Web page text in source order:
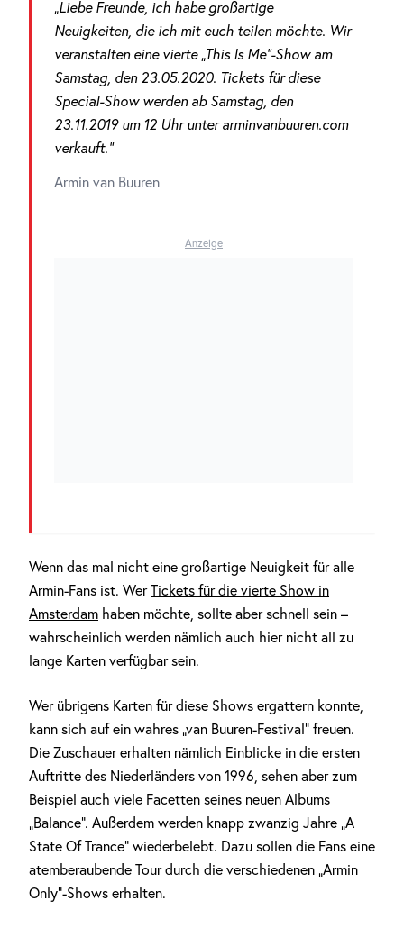
„Liebe Freunde, ich habe großartige
Neuigkeiten, die ich mit euch teilen möchte. Wir
veranstalten eine vierte „This Is Me“-Show am
Samstag, den 23.05.2020. Tickets für diese
Special-Show werden ab Samstag, den
23.11.2019 um 12 Uhr unter arminvanbuuren.com
verkauft.“
Armin van Buuren
Anzeige
Wenn das mal nicht eine großartige Neuigkeit für alle
Armin-Fans ist. WerTickets für die vierte Show in
Amsterdam haben möchte, sollte aber schnell sein –
wahrscheinlich werden nämlich auch hier nicht all zu
lange Karten verfügbar sein.
Wer übrigens Karten für diese Shows ergattern konnte,
kann sich auf ein wahres „van Buuren-Festival“ freuen.
Die Zuschauer erhalten nämlich Einblicke in die ersten
Auftritte des Niederländers von 1996, sehen aber zum
Beispiel auch viele Facetten seines neuen Albums
„Balance“. Außerdem werden knapp zwanzig Jahre „A
State Of Trance“ wiederbelebt. Dazu sollen die Fans eine
atemberaubende Tour durch die verschiedenen „Armin
Only“-Shows erhalten.